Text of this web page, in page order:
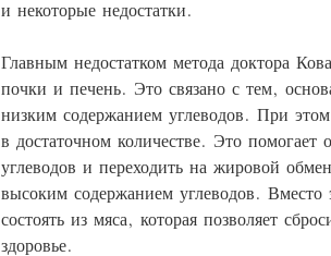
и некоторые недостатки.
Главным недостатком метода доктора
почки и печень. Это связано с тем,
низким содержанием углеводов. При
в достаточном количестве. Это помогает
углеводов и переходить на жировой
высоким содержанием углеводов.
состоять из мяса, которая позволяет
здоровье.